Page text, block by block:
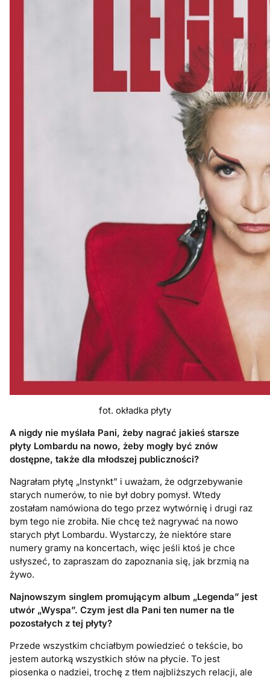
fot. okładka płyty
A nigdy nie myślała Pani, żeby nagrać jakieś starsze
płyty Lombardu na nowo, żeby mogły być znów
dostępne, także dla młodszej publiczności?
Nagrałam płytę „Instynkt” i uważam, że odgrzebywanie
starych numerów, to nie był dobry pomysł. Wtedy
zostałam namówiona do tego przez wytwórnię i drugi raz
bym tego nie zrobiła. Nie chcę też nagrywać na nowo
starych płyt Lombardu. Wystarczy, że niektóre stare
numery gramy na koncertach, więc jeśli ktoś je chce
usłyszeć, to zapraszam do zapoznania się, jak brzmią na
żywo.
Najnowszym singlem promującym album „Legenda” jest
utwór „Wyspa”. Czym jest dla Pani ten numer na tle
pozostałych z tej płyty?
Przede wszystkim chciałbym powiedzieć o tekście, bo
jestem autorką wszystkich słów na płycie. To jest
piosenka o nadziei, trochę z tłem najbliższych relacji, ale